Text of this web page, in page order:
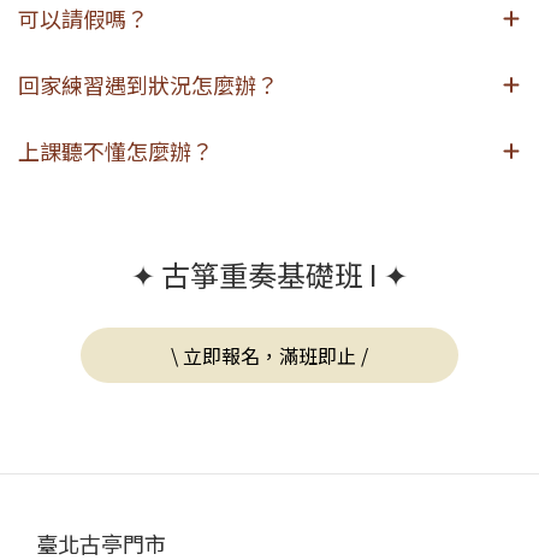
可以請假嗎？
回家練習遇到狀況怎麼辦？
上課聽不懂怎麼辦？
✦ 古箏重奏基礎班 I ✦
\ 立即報名，滿班即止 /
臺北古亭門市